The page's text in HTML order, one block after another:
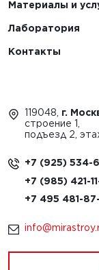
Материалы и
Лаборатория
Контакты
119048, г.
строение 1,
подъезд 2,
+7 (925) 534-
+7 (985) 421-
+7 495 481-